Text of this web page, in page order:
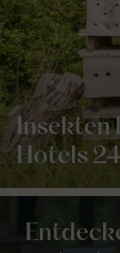
Insekten
Hotels